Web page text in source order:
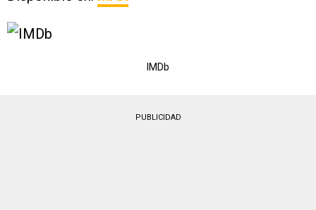
IMDb
PUBLICIDAD